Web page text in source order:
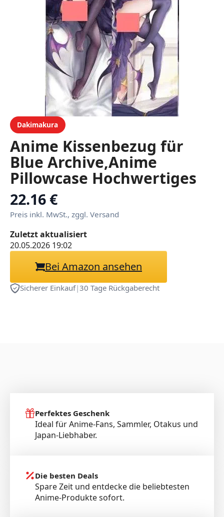
Dakimakura
Anime Kissenbezug für
Blue Archive,Anime
Pillowcase Hochwertiges
Full-Body
Umarmungskissen
Bezug,Body Kissenbezug
Seitenschläferkissen
Bezug,Shortplush-
40x120CM
22.16 €
Preis inkl. MwSt., zggl. Versand
Zuletzt aktualisiert
20.05.2026 19:02
Bei Amazon ansehen
Sicherer Einkauf|30 Tage Rückgaberecht
Perfektes Geschenk
Ideal für Anime-Fans, Sammler, Otakus und
Japan-Liebhaber.
Die besten Deals
Spare Zeit und entdecke die beliebtesten
Anime-Produkte sofort.